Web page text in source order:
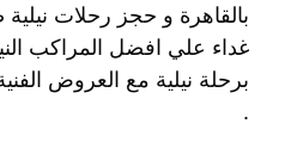
بالقاهرة و حجز رحلات نيلية
غداء علي افضل المراكب
برحلة نيلية مع العروض
.